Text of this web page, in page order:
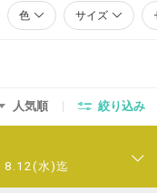
色 サイズ
人気順 絞り込み
8.12(水)迄